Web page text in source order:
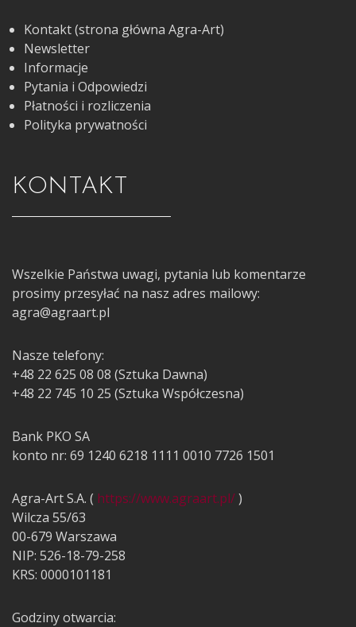
Kontakt (strona główna Agra-Art)
Newsletter
Informacje
Pytania i Odpowiedzi
Płatności i rozliczenia
Polityka prywatności
KONTAKT
Wszelkie Państwa uwagi, pytania lub komentarze
prosimy przesyłać na nasz adres mailowy:
agra@agraart.pl
Nasze telefony:
+48 22 625 08 08 (Sztuka Dawna)
+48 22 745 10 25 (Sztuka Współczesna)
Bank PKO SA
konto nr: 69 1240 6218 1111 0010 7726 1501
Agra-Art S.A. ( https://www.agraart.pl/)
Wilcza 55/63
00-679 Warszawa
NIP: 526-18-79-258
KRS: 0000101181
Godziny otwarcia: